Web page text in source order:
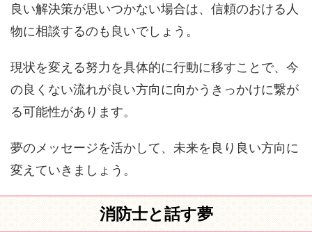
良い解決策が思いつかない場合は、信頼のおける人
物に相談するのも良いでしょう。
現状を変える努力を具体的に行動に移すことで、今
の良くない流れが良い方向に向かうきっかけに繋が
る可能性があります。
夢のメッセージを活かして、未来を良り良い方向に
変えていきましょう。
消防士と話す夢